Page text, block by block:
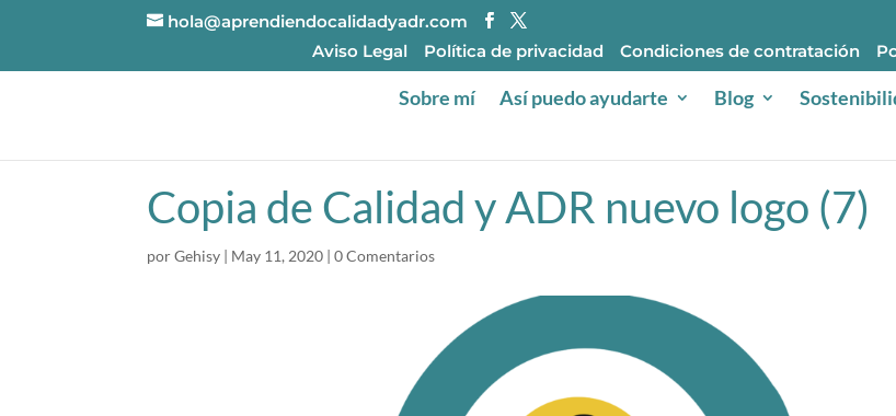
hola@aprendiendocalidadyadr.com
Aviso Legal
Política de privacidad Condiciones de contratación
Sobre mí Así puedo ayudarte Blog
Copia de Calidad y ADR nuevo logo (7)
porGehisy | May 11, 2020 |0 Comentarios